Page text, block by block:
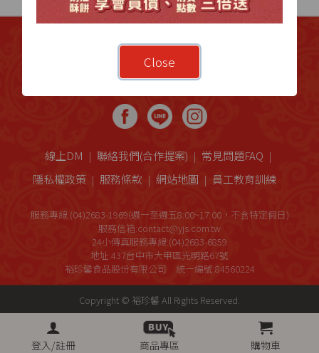
登入/註冊 商品專區 購物車
線上DM 聯絡我們(合作提案)
常見問題FAQ
隱私權政策
服務條款 網站地圖 員工教育訓練
服務專線:(04)2683-1969(週一至週五8:00~17:00，不含特定假日)
服務信箱:contact@yjs.com.tw
24小傳真服務專線:(04)2683-6859
地址:437台中市大甲區光明路67號
裕珍馨食品股份有限公司 統一編號:84560224
Copyright © 裕珍馨 All Rights Reserved.
Close